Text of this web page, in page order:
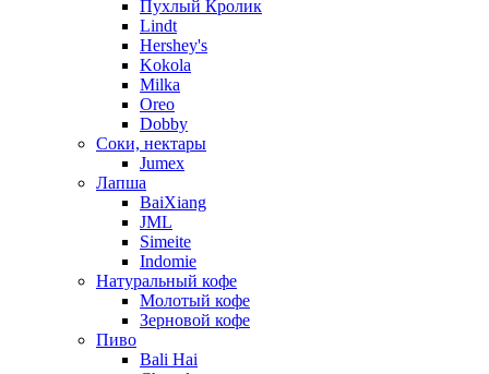
Пухлый Кролик
Lindt
Hershey's
Kokola
Milka
Oreo
Dobby
Соки, нектары
Jumex
Лапша
BaiXiang
JML
Simeite
Indomie
Натуральный кофе
Молотый кофе
Зерновой кофе
Пиво
Bali Hai